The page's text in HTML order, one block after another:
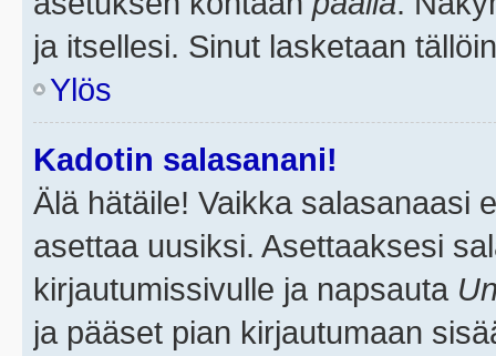
ja itsellesi. Sinut lasketaan
Ylös
Kadotin salasanani!
Älä hätäile! Vaikka salasanaasi
asettaa uusiksi. Asettaaksesi
kirjautumissivulle ja napsauta
ja pääset pian kirjautumaan